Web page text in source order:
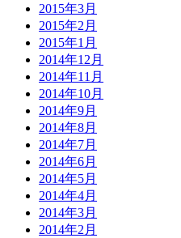
2015年3月
2015年2月
2015年1月
2014年12月
2014年11月
2014年10月
2014年9月
2014年8月
2014年7月
2014年6月
2014年5月
2014年4月
2014年3月
2014年2月